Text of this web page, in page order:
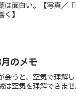
は面白い。【写真／
く】
月のメモ
会うと、空気で理解
は空気を理解できま